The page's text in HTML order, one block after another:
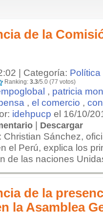
de la
| Categoría: Política
Ranking: 3.3/5.0 (77 votos)
, patricia
, el comercio ,
idehpucp el 16/10/
| Descargar
Christian Sánchez,
el Perú, explica los
de las naciones
de la
la Asamblea